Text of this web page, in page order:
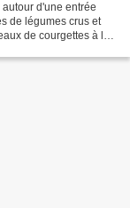
d'une entrée
de légumes crus et
de courgettes à la